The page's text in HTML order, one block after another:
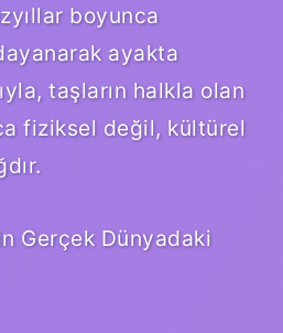
boyunca
ayakta
taşların halkla olan
fiziksel değil, kültürel
Gerçek Dünyadaki